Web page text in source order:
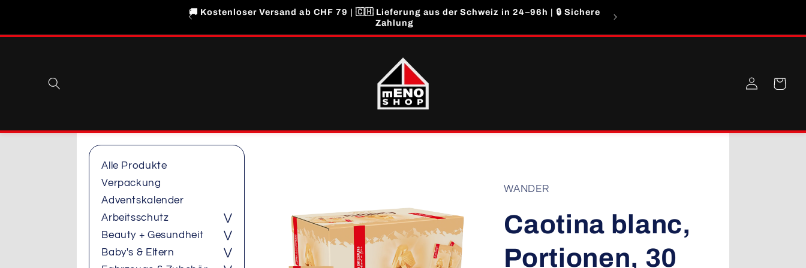
🚚 Kostenloser Versand ab CHF 79 | 🇨🇭 Lieferung aus der Schweiz in 24–96h | 🔒 Sichere
Zahlung
Auf Grund eines hohen
EinloggenWarenkorb
Alle Produkte
Verpackung
Adventskalender
Arbeitsschutz
⋁
Beauty + Gesundheit
⋁
Baby's & Eltern
⋁
WANDER
Caotina blanc,
Portionen, 30